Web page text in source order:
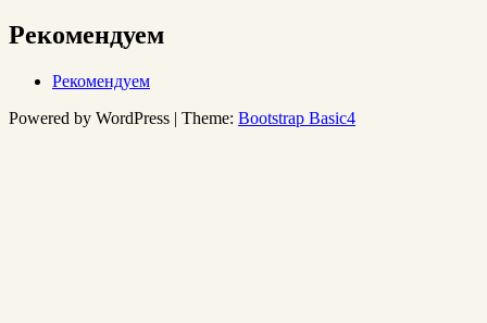
Рекомендуем
Рекомендуем
Powered by WordPress | Theme: Bootstrap Basic4